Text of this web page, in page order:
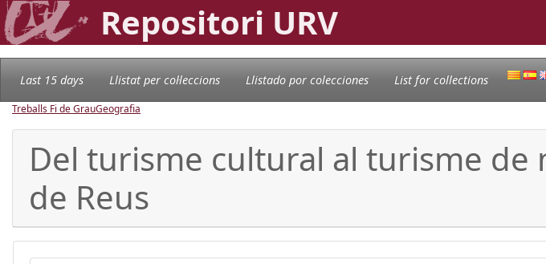
Repositori URV
Last 15 days Llistat per col·leccions Llistado por colecciones List for collections
Treballs Fi de GrauGeografia
Del turisme cultural al turisme de
de Reus